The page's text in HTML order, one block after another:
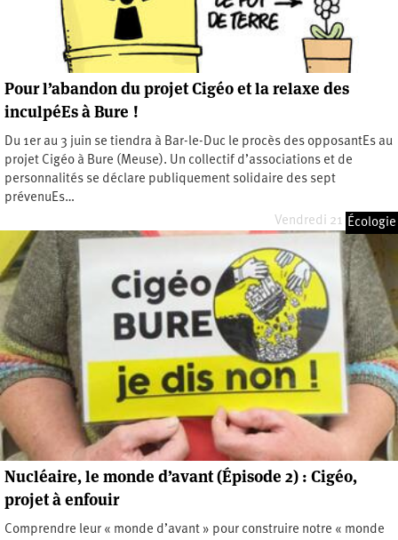
Pour l’abandon du projet Cigéo et la relaxe des
inculpéEs à Bure !
Du 1er au 3 juin se tiendra à Bar-le-Duc le procès des opposantEs au
projet Cigéo à Bure (Meuse). Un collectif d’associations et de
personnalités se déclare publiquement solidaire des sept
prévenuEs…
Vendredi 21 mai 2021
Écologie
Nucléaire, le monde d’avant (Épisode 2) : Cigéo,
projet à enfouir
Comprendre leur « monde d’avant » pour construire notre « monde